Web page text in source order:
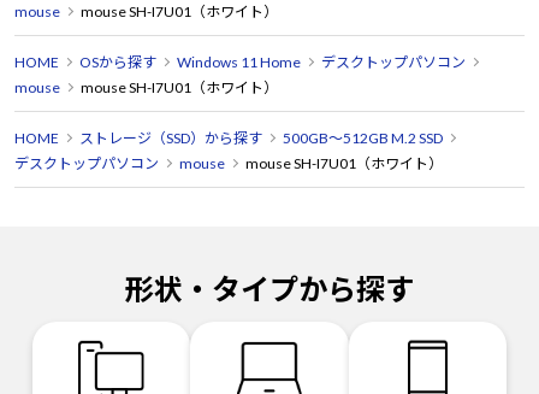
mouse
mouse SH-I7U01（ホワイト）
HOME OSから探す Windows 11 Home
デスクトップパソコン
mouse
mouse SH-I7U01（ホワイト）
HOME ストレージ（SSD）から探す
500GB～512GB M.2 SSD
デスクトップパソコン
mouse mouse SH-I7U01（ホワイト）
形状・タイプから探す